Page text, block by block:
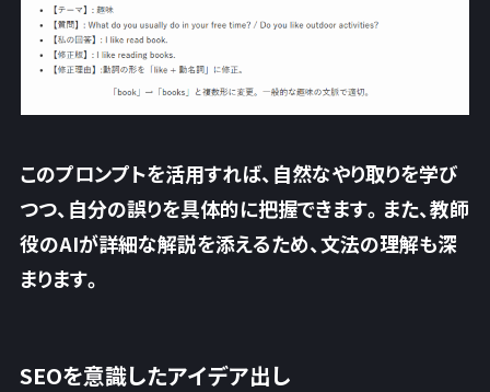
このプロンプトを活用すれば、自然なやり取りを学び
つつ、自分の誤りを具体的に把握できます。また、教師
役のAIが詳細な解説を添えるため、文法の理解も深
まります。
SEOを意識したアイデア出し